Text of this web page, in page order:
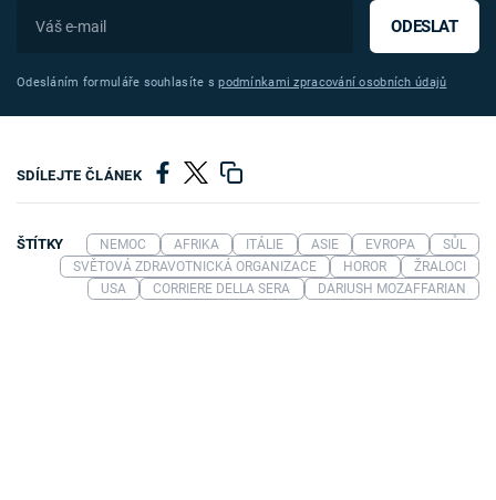
ODESLAT
Odesláním formuláře souhlasíte spodmínkami zpracování osobních údajů
SDÍLEJTE ČLÁNEK
ŠTÍTKY NEMOC AFRIKA ITÁLIE ASIE EVROPA
SŮL
SVĚTOVÁ ZDRAVOTNICKÁ ORGANIZACE
HOROR
ŽRALOCI
USA
CORRIERE DELLA SERA DARIUSH MOZAFFARIAN